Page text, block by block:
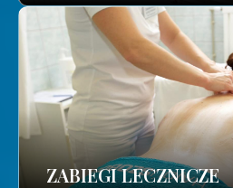
ZABIEGI LECZNICZE